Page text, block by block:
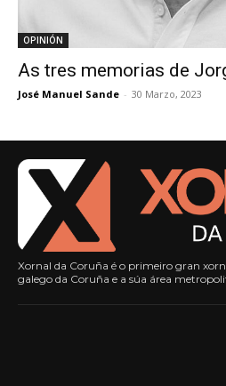
OPINIÓN
As tres memorias de
José Manuel Sande - 30 Marzo, 2023
Xornal da Coruña é o primeiro gran
galego da Coruña e a súa área